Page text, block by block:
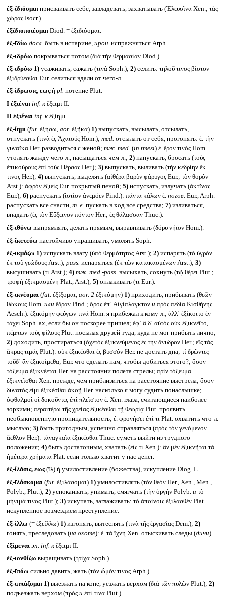
ἐξ-ῐδιόομαι присваивать себе, завладевать, захватывать (Ἐλευσῖνα Xen.; τὰς
χώρας Isocr.).
ἐξῐδιοποιέομαιDiod. = ἐξιδιόομαι.
ἐξ-ῑδίω досл. быть в испарине, ирон. испражняться Arph.
ἐξ-ιδρόω покрываться потом (διὰ τὴν θερμασίαν Diod.).
ἐξ-ιδρύω 1)усаживать, сажать (τινά Soph.); 2)селить: τηλοῦ τινος βίοτον
ἐξιδρύεσθαι Eur. селиться вдали от чего-л.
ἐξ-ίδρωσις, εωςἡ pl. потение Plut.
I ἐξιέναι inf. кἔξειμι II.
II ἐξιέναι inf. кἐξίημι.
ἐξ-ίημι (fut. ἐξήσω, aor. ἐξῆκα) 1)выпускать, высылать, отсылать,
отпускать (τινὰ ἐς Ἀχαιούς Hom.); med. отсылать от себя, прогонять: ἐ. τὴν
γυναῖκα Her. разводиться с женой; тж. med. (in tmesi) ἐ. ἔρον τινός Hom.
утолять жажду чего-л., насыщаться чем-л.; 2)напускать, бросать (τοὺς
ἐπικούρους ἐπὶ τοὺς Πέρσας Her.); 3)выпускать, выливать (τὴν κεδρίην ἔκ
τινος Her.); 4)выпускать, выделять (αἰθέρα βαρὺν φάρυγος Eur.; τὸν θορόν
Arst.): ἀφρὸν ἐξιείς Eur. покрытый пеной; 5)испускать, излучать (ἀκτῖνας
Eur.); 6)распускать (ἱστίον ἀνεμόεν Pind.): πάντα κάλων ἐ. погов. Eur., Arph.
распускать все снасти, т. е. пускать в ход все средства; 7)изливаться,
впадать (ἐς τὸν Εὔξεινον πόντον Her.; ἐς θάλασσαν Thuc.).
ἐξ-ῑθύνω выпрямлять, делать прямым, выравнивать (δόρυ νήϊον Hom.).
ἐξ-ῐκετεύω настойчиво упрашивать, умолять Soph.
ἐξ-ικμάζω 1)испускать влагу (ὑπὸ θερμότητος Arst.); 2)испарять (τὸ ὑγρὸν
ἐκ τοῦ γεώδους Arst.); pass. испаряться (ἐκ τῶν κατακαομένων Arst.); 3)
высушивать (τι Arst.); 4) тж. med.-pass. высыхать, сохнуть (τῷ θέρει Plut.;
τροφὴ ἐξικμασμένη Plat., Arst.); 5)оплакивать (τι Eur.).
ἐξ-ικνέομαι (fut. ἐξίξομαι, aor. 2ἐξικόμην) 1)приходить, прибывать (θεῶν
θώκους Hom. или ἕδραν Pind.; ὄρος ἐπ᾽ Αἰγίπλαγκτον и πρὸς πεδία Κισθήνης
Aesch.): ἐξικόμην φεύγων τινά Hom. я прибежал к кому-л.; ἀλλ᾽ ἐξίκοιτο ἐν
τάχει Soph. ах, если бы он поскорее пришел; ἐφ᾽ ἃ δ᾽ αὐτὸς οὐκ ἐξικνεῖτο,
πέμπων τοὺς φίλους Plut. посылая друзей туда, куда не мог прибыть лично;
2)доходить, простираться (ὀχετὸς ἐξικνεύμενος ἐς τὴν ἄνυδρον Her.; εἴς τὰς
ἄκρας τιμάς Plut.): οὐκ ἐξικέσθαι ἐς βυσσόν Her. не достать дна; τί δρῶντες
τοῦδ᾽ ἂν ἐξικοίμεθα; Eur. что сделать нам, чтобы добиться этого?; ὅσον
τόξευμα ἐξικνέεται Her. на расстоянии полета стрелы; πρὶν τόξευμα
ἐξικνεῖσθαι Xen. прежде, чем приблизиться на расстояние выстрела; ὅσον
δυνατός εἰμι ἐξικέσθαι ἀκοῇ Her. насколько я могу судить понаслышке;
ὀφθαλμοὶ οἱ δοκοῦντες ἐπὶ πλεῖστον ἐ. Xen. глаза, считающиеся наиболее
зоркими; περαιτέρω τῆς χρείας ἐξικέσθαι τῇ θεωρίᾳ Plut. проявить
необыкновенную проницательность; ἐ. φρονήσει ἐπί τι Plat. охватить что-л.
мыслью; 3)быть пригодным, успешно справляться (πρὸς τὸν γενόμενον
ἄεθλον Her.): τἀναγκαῖα ἐξικέσθαι Thuc. суметь выйти из трудного
положения; 4)быть достаточным, хватать (εἴς τι Xen.): ἂν μὲν ἐξικνῆται τὰ
ἡμέτερα χρήματα Plat. если только хватит у нас денег.
ἐξ-ίλᾰσις, εως(ῑλ) ἡ умилостивление (божества), искупление Diog. L.
ἐξ-ῑλάσκομαι (fut. ἐξιλάσομαι) 1)умилостивлять (τὸν θεόν Her., Xen., Men.,
Polyb., Plut.); 2)успокаивать, унимать, смягчать (τὴν ὀργήν Polyb. и τὸ
μήνιμά τινος Plut.); 3)искупать, заглаживать: τὸ ἀποίνοις ἐξιλασθέν Plat.
искупленное возмездием преступление.
ἐξ-ίλλω (= ἐξείλλω) 1)изгонять, вытеснять (τινὰ τῆς ἐργασίας Dem.); 2)
гонять, преследовать (на охоте): ἐ. τὰ ἴχνη Xen. отыскивать следы (дичи).
ἐξίμεναι эп. inf. кἔξειμι II.
ἐξ-ιονθίζω выращивать (τρίχα Soph.).
ἐξ-ῑπόω сильно давить, жать (τὸν ὦμόν τινος Arph.).
ἐξ-ιππάζομαι 1)выезжать на коне, уезжать верхом (διὰ τῶν πυλῶν Plut.); 2)
подъезжать верхом (πρός и ἐπί τινα Plut.).